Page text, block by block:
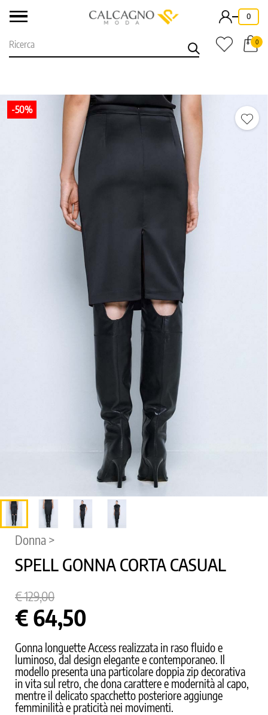
- 0
0
-50%
Donna >
SPELL GONNA CORTA CASUAL
€ 129,00
€ 64,50
Gonna longuette Access realizzata in raso fluido e
luminoso, dal design elegante e contemporaneo. Il
modello presenta una particolare doppia zip decorativa
in vita sul retro, che dona carattere e modernità al capo,
mentre il delicato spacchetto posteriore aggiunge
femminilità e praticità nei movimenti.